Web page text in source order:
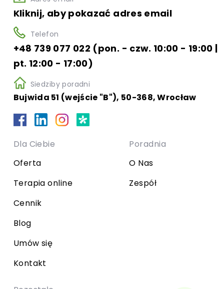
Kliknij, aby pokazać adres email
Telefon
+48 739 077 022 (pon. - czw. 10:00 - 19:00 |
pt. 12:00 - 17:00)
Siedziby poradni
Bujwida 51 (wejście "B"), 50-368, Wrocław
Dla Ciebie
Oferta
Terapia online
Cennik
Blog
Umów się
Kontakt
Poradnia
O Nas
Zespół